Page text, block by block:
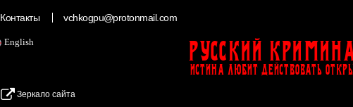
Контакты vchkogpu@protonmail.com
English
Зеркало сайта
Русский
ИСТИНА ЛЮБИТ ДЕЙСТВОВАТЬ